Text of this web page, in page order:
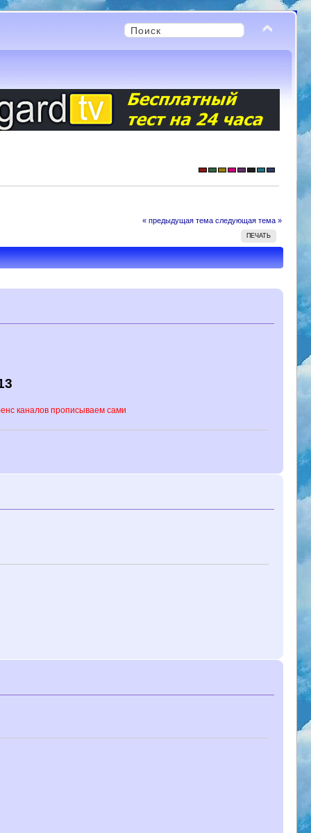
« предыдущая тема следующая тема »
ПЕЧАТЬ
прописываем сами референс каналов